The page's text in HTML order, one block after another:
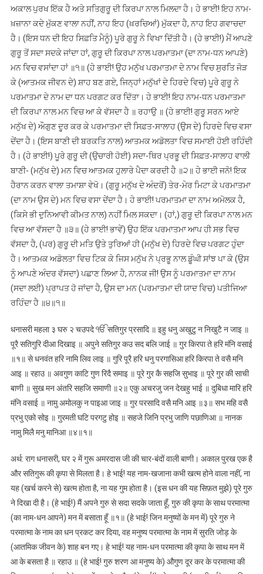
ਅਕਾਲ ਪੁਰਖ ਇੱਕ ਹੈ ਅਤੇ ਸਤਿਗੁਰੂ ਦੀ ਕਿਰਪਾ ਨਾਲ ਮਿਲਦਾ ਹੈ। ਹੇ ਭਾਈ! ਇਹ ਨਾਮ-
ਖ਼ਜ਼ਾਨਾ ਕਦੇ ਮੁੱਕਣ ਵਾਲਾ ਨਹੀਂ, ਨਾਹ ਇਹ (ਖ਼ਰਚਿਆਂ) ਮੁੱਕਦਾ ਹੈ, ਨਾਹ ਇਹ ਗਵਾਚਦਾ
ਹੈ। (ਇਸ ਧਨ ਦੀ ਇਹ ਸਿਫ਼ਤਿ ਮੈਨੂੰ) ਪੂਰੇ ਗੁਰੂ ਨੇ ਵਿਖਾ ਦਿੱਤੀ ਹੈ। (ਹੇ ਭਾਈ!) ਮੈਂ ਆਪਣੇ
ਗੁਰੂ ਤੋਂ ਸਦਾ ਸਦਕੇ ਜਾਂਦਾ ਹਾਂ, ਗੁਰੂ ਦੀ ਕਿਰਪਾ ਨਾਲ ਪਰਮਾਤਮਾ (ਦਾ ਨਾਮ-ਧਨ ਆਪਣੇ)
ਮਨ ਵਿਚ ਵਸਾਂਦਾ ਹਾਂ ॥੧॥ (ਹੇ ਭਾਈ! ਉਹ ਮਨੁੱਖ ਪਰਮਾਤਮਾ ਦੇ ਨਾਮ ਵਿਚ ਸੁਰਤਿ ਜੋੜ
ਕੇ (ਆਤਮਕ ਜੀਵਨ ਦੇ) ਸ਼ਾਹ ਬਣ ਗਏ, ਜਿਨ੍ਹਾਂ ਮਨੁੱਖਾਂ ਦੇ ਹਿਰਦੇ ਵਿਚ) ਪੂਰੇ ਗੁਰੂ ਨੇ
ਪਰਮਾਤਮਾ ਦੇ ਨਾਮ ਦਾ ਧਨ ਪਰਗਟ ਕਰ ਦਿੱਤਾ। ਹੇ ਭਾਈ! ਇਹ ਨਾਮ-ਧਨ ਪਰਮਾਤਮਾ
ਦੀ ਕਿਰਪਾ ਨਾਲ ਮਨ ਵਿਚ ਆ ਕੇ ਵੱਸਦਾ ਹੈ ॥ ਰਹਾਉ ॥ (ਹੇ ਭਾਈ! ਗੁਰੂ ਸਰਨ ਆਏ
ਮਨੁੱਖ ਦੇ) ਔਗੁਣ ਦੂਰ ਕਰ ਕੇ ਪਰਮਾਤਮਾ ਦੀ ਸਿਫ਼ਤ-ਸਾਲਾਹ (ਉਸ ਦੇ) ਹਿਰਦੇ ਵਿਚ ਵਸਾ
ਦੇਂਦਾ ਹੈ। (ਇਸ ਬਾਣੀ ਦੀ ਬਰਕਤਿ ਨਾਲ) ਆਤਮਕ ਅਡੋਲਤਾ ਵਿਚ ਸਮਾਈ ਹੋਈ ਰਹਿੰਦੀ
ਹੈ। (ਹੇ ਭਾਈ!) ਪੂਰੇ ਗੁਰੂ ਦੀ (ਉਚਾਰੀ ਹੋਈ) ਸਦਾ-ਥਿਰ ਪ੍ਰਭੂ ਦੀ ਸਿਫ਼ਤ-ਸਾਲਾਹ ਵਾਲੀ
ਬਾਣੀ- (ਮਨੁੱਖ ਦੇ) ਮਨ ਵਿਚ ਆਤਮਕ ਹੁਲਾਰੇ ਪੈਦਾ ਕਰਦੀ ਹੈ ॥੨॥ ਹੇ ਭਾਈ ਜਨੋ! ਇਕ
ਹੈਰਾਨ ਕਰਨ ਵਾਲਾ ਤਮਾਸ਼ਾ ਵੇਖੋ। (ਗੁਰੂ ਮਨੁੱਖ ਦੇ ਅੰਦਰੋਂ) ਤੇਰ-ਮੇਰ ਮਿਟਾ ਕੇ ਪਰਮਾਤਮਾ
(ਦਾ ਨਾਮ ਉਸ ਦੇ) ਮਨ ਵਿਚ ਵਸਾ ਦੇਂਦਾ ਹੈ। ਹੇ ਭਾਈ! ਪਰਮਾਤਮਾ ਦਾ ਨਾਮ ਅਮੋਲਕ ਹੈ,
(ਕਿਸੇ ਭੀ ਦੁਨਿਆਵੀ ਕੀਮਤ ਨਾਲ) ਨਹੀਂ ਮਿਲ ਸਕਦਾ। (ਹਾਂ,) ਗੁਰੂ ਦੀ ਕਿਰਪਾ ਨਾਲ ਮਨ
ਵਿਚ ਆ ਵੱਸਦਾ ਹੈ ॥੩॥ (ਹੇ ਭਾਈ! ਭਾਵੇਂ) ਉਹ ਇੱਕ ਪਰਮਾਤਮਾ ਆਪ ਹੀ ਸਭ ਵਿਚ
ਵੱਸਦਾ ਹੈ, (ਪਰ) ਗੁਰੂ ਦੀ ਮਤਿ ਉਤੇ ਤੁਰਿਆਂ ਹੀ (ਮਨੁੱਖ ਦੇ) ਹਿਰਦੇ ਵਿਚ ਪਰਗਟ ਹੁੰਦਾ
ਹੈ। ਆਤਮਕ ਅਡੋਲਤਾ ਵਿਚ ਟਿਕ ਕੇ ਜਿਸ ਮਨੁੱਖ ਨੇ ਪ੍ਰਭੂ ਨਾਲ ਡੂੰਘੀ ਸਾਂਝ ਪਾ ਕੇ (ਉਸ
ਨੂੰ ਆਪਣੇ ਅੰਦਰ ਵੱਸਦਾ) ਪਛਾਣ ਲਿਆ ਹੈ, ਨਾਨਕ ਜੀ! ਉਸ ਨੂੰ ਪਰਮਾਤਮਾ ਦਾ ਨਾਮ
(ਸਦਾ ਲਈ) ਪ੍ਰਾਪਤ ਹੋ ਜਾਂਦਾ ਹੈ, ਉਸ ਦਾ ਮਨ (ਪਰਮਾਤਮਾ ਦੀ ਯਾਦ ਵਿਚ) ਪਤੀਜਿਆ
ਰਹਿੰਦਾ ਹੈ ॥੪॥੧॥
धनासरी महला ३ घरु २ चउपदे ੴ सतिगुर प्रसादि ॥ इहु धनु अखुटु न निखुटै न जाइ ॥
पूरै सतिगुरि दीआ दिखाइ ॥ अपुने सतिगुर कउ सद बलि जाई ॥ गुर किरपा ते हरि मंनि वसाई
॥१॥ से धनवंत हरि नामि लिव लाइ ॥ गुरि पूरै हरि धनु परगासिआ हरि किरपा ते वसै मनि
आइ ॥ रहाउ ॥ अवगुण काटि गुण रिदै समाइ ॥ पूरे गुर कै सहजि सुभाइ ॥ पूरे गुर की साची
बाणी ॥ सुख मन अंतरि सहजि समाणी ॥२॥ एकु अचरजु जन देखहु भाई ॥ दुबिधा मारि हरि
मंनि वसाई ॥ नामु अमोलकु न पाइआ जाइ ॥ गुर परसादि वसै मनि आइ ॥३॥ सभ महि वसै
प्रभु एको सोइ ॥ गुरमती घटि परगटु होइ ॥ सहजे जिनि प्रभु जाणि पछाणिआ ॥ नानक
नामु मिलै मनु मानिआ ॥४॥१॥
अर्थ: राग धनासरी, घर २ में गुरू अमरदास जी की चार-बंदों वाली बाणी। अकाल पुरख एक है
और सतिगुरू की कृपा से मिलता है। हे भाई! यह नाम-खजाना कभी खत्म होने वाला नहीं, ना
यह (खर्च करने से) खत्म होता है, ना यह गुम होता है। (इस धन की यह सिफ़त मुझे) पूरे गुरु
ने दिखा दी है। (हे भाई!) मैं अपने गुरु से सदा सदके जाता हूँ, गुरु की कृपा के साथ परमात्मा
(का नाम-धन आपने) मन में बसाता हूँ ॥१॥ (हे भाई! जिन मनुष्यों के मन में) पूरे गुरु ने
परमात्मा के नाम का धन प्रकट कर दिया, वह मनुष्य परमात्मा के नाम में सुरति जोड़ के
(आतमिक जीवन के) शाह बन गए। हे भाई! यह नाम-धन परमात्मा की कृपा के साथ मन में
आ के बसता है ॥ रहाउ ॥ (हे भाई! गुरु शरण आ मनुष्य के) औगुण दूर कर के परमात्मा की